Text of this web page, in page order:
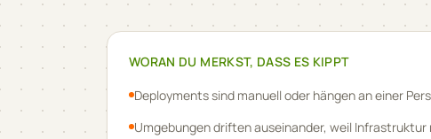
WORAN DU MERKST, DASS ES KIPPT
Deployments sind manuell oder hängen an einer
Umgebungen driften auseinander, weil